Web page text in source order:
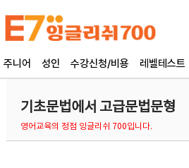
주니어 성인 수강신청/비용 레벨테스트
기초문법에서 고급문법문형
영어교육의 정점 잉글리쉬 700입니다.